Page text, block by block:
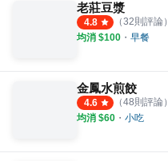
老莊豆漿
4.8 （32則評論）
均消 $100 ・ 早餐
金鳳水煎餃
4.6 （48則評論）
均消 $60 ・ 小吃